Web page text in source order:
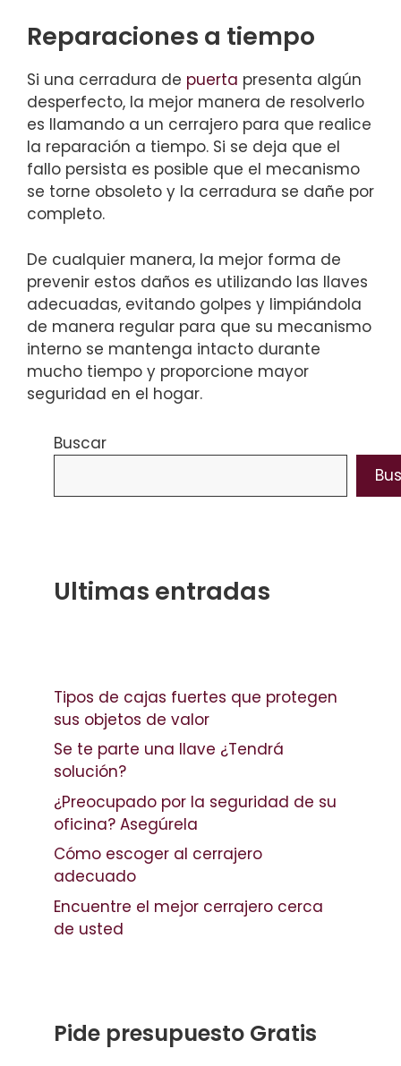
Reparaciones a tiempo
Si una cerradura de puerta presenta algún
desperfecto, la mejor manera de resolverlo
es llamando a un cerrajero para que realice
la reparación a tiempo. Si se deja que el
fallo persista es posible que el mecanismo
se torne obsoleto y la cerradura se dañe por
completo.
De cualquier manera, la mejor forma de
prevenir estos daños es utilizando las llaves
adecuadas, evitando golpes y limpiándola
de manera regular para que su mecanismo
interno se mantenga intacto durante
mucho tiempo y proporcione mayor
seguridad en el hogar.
Buscar
Ultimas entradas
Tipos de cajas fuertes que protegen
sus objetos de valor
Se te parte una llave ¿Tendrá
solución?
¿Preocupado por la seguridad de su
oficina? Asegúrela
Cómo escoger al cerrajero
adecuado
Encuentre el mejor cerrajero cerca
de usted
Pide presupuesto Gratis